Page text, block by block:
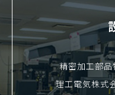
精密加工部品
理工電気株式